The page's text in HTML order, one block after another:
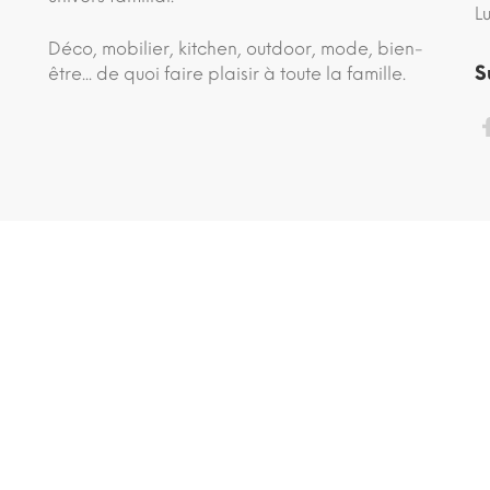
Déco, mobilier, kitchen, outdoor, mode, bien-
être... de quoi faire plaisir à toute la famille.